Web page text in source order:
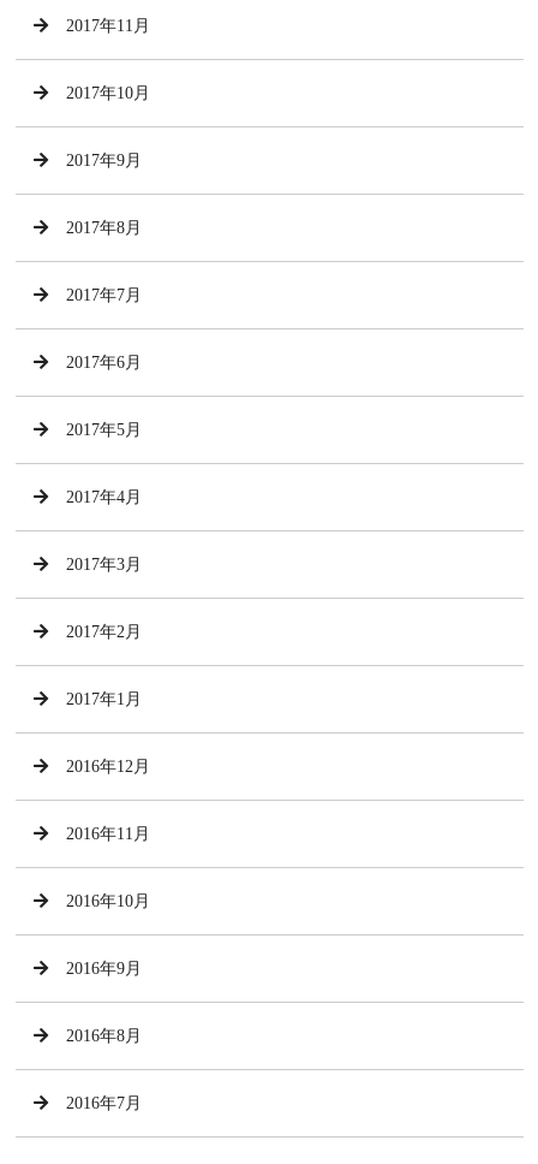
2017年11月
2017年10月
2017年9月
2017年8月
2017年7月
2017年6月
2017年5月
2017年4月
2017年3月
2017年2月
2017年1月
2016年12月
2016年11月
2016年10月
2016年9月
2016年8月
2016年7月